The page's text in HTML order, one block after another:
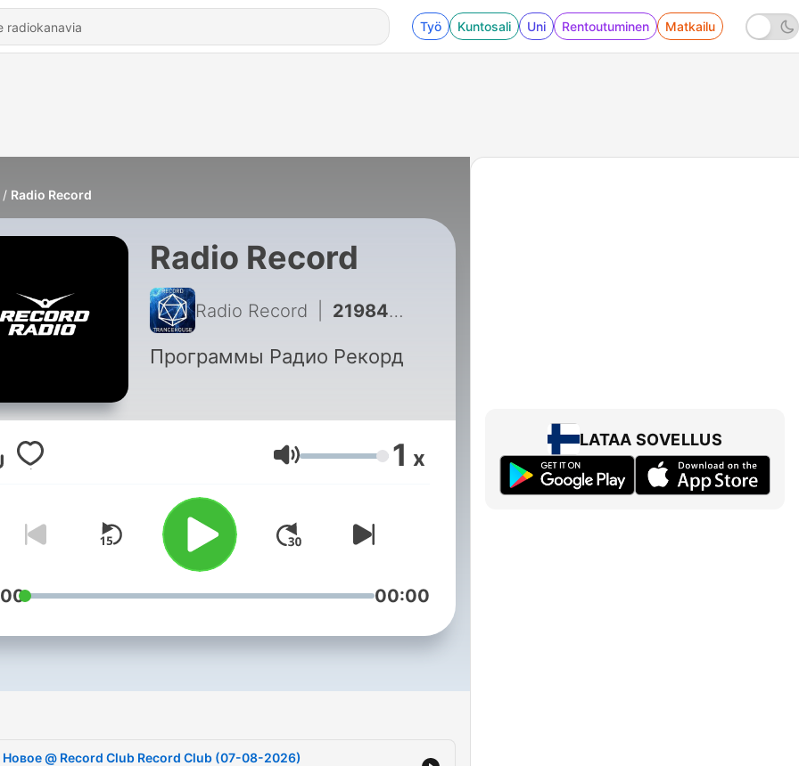
Työ Kuntosali Uni Rentoutuminen Matkailu
Radio Record
Radio Record
Radio Record 21984 - Новое @ Record Club Record Club (07-08-2026)
Программы Радио Рекорд
Äänenvoimakkuus
1 x
00:00
Новое @ Record Club Record Club (07-08-2026)
LATAA SOVELLUS